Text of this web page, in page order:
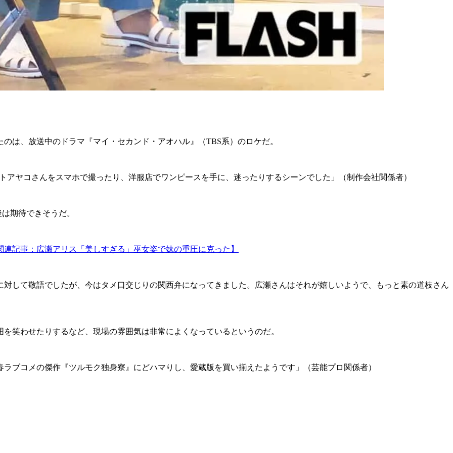
、放送中のドラマ『マイ・セカンド・アオハル』（TBS系）のロケだ。
ヤコさんをスマホで撮ったり、洋服店でワンピースを手に、迷ったりするシーンでした」（制作会社関係者）
期待できそうだ。
連記事：広瀬アリス「美しすぎる」巫女姿で妹の重圧に克った】
して敬語でしたが、今はタメ口交じりの関西弁になってきました。広瀬さんはそれが嬉しいようで、もっと素の道枝さん
わせたりするなど、現場の雰囲気は非常によくなっているというのだ。
ブコメの傑作『ツルモク独身寮』にどハマりし、愛蔵版を買い揃えたようです」（芸能プロ関係者）